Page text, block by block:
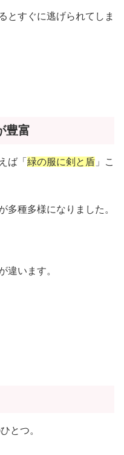
とすぐに逃げられてしま
豊富
ば「 緑の服に剣と盾 」こ
多種多様になりました。
違います。
とつ。